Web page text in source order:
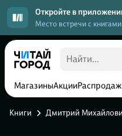
Откройте в
Место встречи с книгами
МагазиныАкции
Книги Дмитрий